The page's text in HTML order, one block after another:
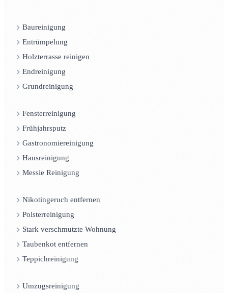
Baureinigung
Entrümpelung
Holzterrasse reinigen
Endreinigung
Grundreinigung
Fensterreinigung
Frühjahrsputz
Gastronomiereinigung
Hausreinigung
Messie Reinigung
Nikotingeruch entfernen
Polsterreinigung
Stark verschmutzte Wohnung
Taubenkot entfernen
Teppichreinigung
Umzugsreinigung